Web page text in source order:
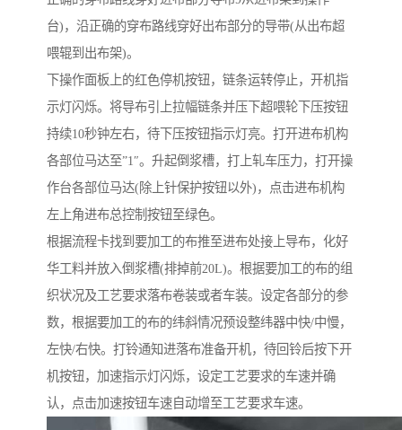
台)，沿正确的穿布路线穿好出布部分的导带(从出布超
喂辊到出布架)。
下操作面板上的红色停机按钮，链条运转停止，开机指
示灯闪烁。将导布引上拉幅链条并压下超喂轮下压按钮
持续10秒钟左右，待下压按钮指示灯亮。打开进布机构
各部位马达至”1″。升起倒浆槽，打上轧车压力，打开操
作台各部位马达(除上针保护按钮以外)，点击进布机构
左上角进布总控制按钮至绿色。
根据流程卡找到要加工的布推至进布处接上导布，化好
华工料并放入倒浆槽(排掉前20L)。根据要加工的布的组
织状况及工艺要求落布卷装或者车装。设定各部分的参
数，根据要加工的布的纬斜情况预设整纬器中快/中慢，
左快/右快。打铃通知进落布准备开机，待回铃后按下开
机按钮，加速指示灯闪烁，设定工艺要求的车速并确
认，点击加速按钮车速自动增至工艺要求车速。